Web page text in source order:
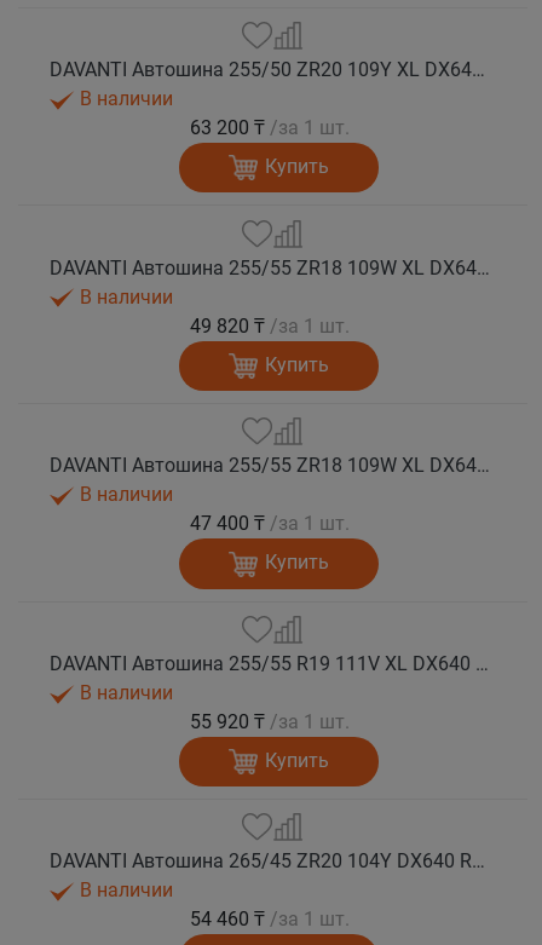
DAVANTI Автошина 255/50 ZR20 109Y XL DX640 RPR лето (Таиланд)
В наличии
63 200 ₸ /за 1 шт.
Купить
DAVANTI Автошина 255/55 ZR18 109W XL DX640 RPR лето (Таиланд)
В наличии
49 820 ₸ /за 1 шт.
Купить
DAVANTI Автошина 255/55 ZR18 109W XL DX640 RPR лето
В наличии
47 400 ₸ /за 1 шт.
Купить
DAVANTI Автошина 255/55 R19 111V XL DX640 RPR лето
В наличии
55 920 ₸ /за 1 шт.
Купить
DAVANTI Автошина 265/45 ZR20 104Y DX640 RPR лето
В наличии
54 460 ₸ /за 1 шт.